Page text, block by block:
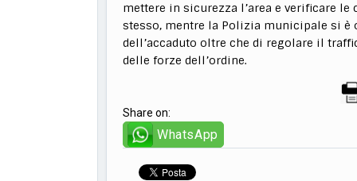
mettere in sicurezza l’area e verificare
stesso, mentre la Polizia municipale si
dell’accaduto oltre che di regolare il
delle forze dell’ordine.
Share on:
WhatsApp